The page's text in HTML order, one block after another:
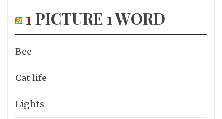
1 PICTURE 1 WORD
Bee
Cat life
Lights